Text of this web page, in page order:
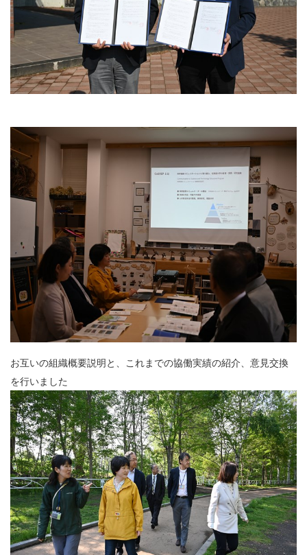
お互いの組織概要説明と、これまでの協働実績の紹介、意見交換
を行いました